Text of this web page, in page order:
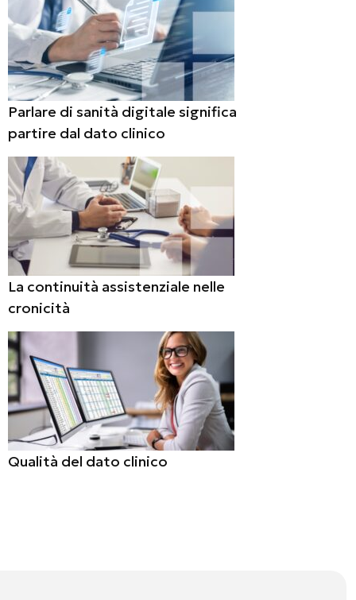
Parlare di sanità digitale significa
partire dal dato clinico
La continuità assistenziale nelle
cronicità
Qualità del dato clinico